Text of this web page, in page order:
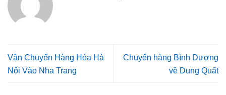
Vận Chuyển Hàng Hóa Hà
Nội Vào Nha Trang
Chuyển hàng Bình Dương
về Dung Quất